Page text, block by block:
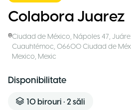
Colabora Juarez
Ciudad de México, Nápoles 47,
Cuauhtémoc, 06600 Ciudad de
Mexico, Mexic
Disponibilitate
10 birouri • 2 săli